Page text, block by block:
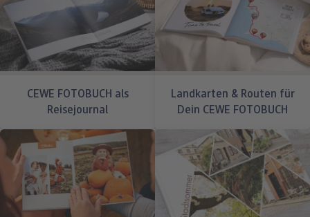
CEWE FOTOBUCH als
Reisejournal
Landkarten & Routen für
Dein CEWE FOTOBUCH